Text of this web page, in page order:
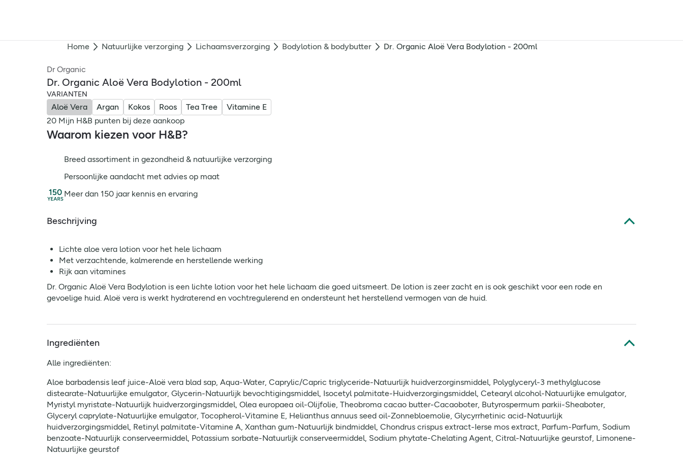
Home Natuurlijke verzorging Lichaamsverzorging Bodylotion & bodybutter Dr. Organic Aloë Vera Bodylotion - 200ml
Dr Organic
Dr. Organic Aloë Vera Bodylotion - 200ml
VARIANTEN
Aloë Vera Argan Kokos Roos Tea Tree
Vitamine E
20 Mijn H&B punten bij deze aankoop
Waarom kiezen voor H&B?
Breed assortiment in gezondheid & natuurlijke verzorging
Persoonlijke aandacht met advies op maat
Meer dan 150 jaar kennis en ervaring
Beschrijving
Lichte aloe vera lotion voor het hele lichaam
Met verzachtende, kalmerende en herstellende werking
Rijk aan vitamines
Dr. Organic Aloë Vera Bodylotion is een lichte lotion voor het hele lichaam die goed uitsmeert. De lotion is zeer zacht en is ook geschikt voor een rode en
gevoelige huid. Aloë vera is werkt hydraterend en vochtregulerend en ondersteunt het herstellend vermogen van de huid.
Ingrediënten
Alle ingrediënten:
Aloe barbadensis leaf juice-Aloë vera blad sap, Aqua-Water, Caprylic/Capric triglyceride-Natuurlijk huidverzorginsmiddel, Polyglyceryl-3 methylglucose
distearate-Natuurlijke emulgator, Glycerin-Natuurlijk bevochtigingsmiddel, Isocetyl palmitate-Huidverzorgingsmiddel, Cetearyl alcohol-Natuurlijke emulgator,
Myristyl myristate-Natuurlijk huidverzorgingsmiddel, Olea europaea oil-Olijfolie, Theobroma cacao butter-Cacaoboter, Butyrospermum parkii-Sheaboter,
Glyceryl caprylate-Natuurlijke emulgator, Tocopherol-Vitamine E, Helianthus annuus seed oil-Zonnebloemolie, Glycyrrhetinic acid-Natuurlijk
huidverzorgingsmiddel, Retinyl palmitate-Vitamine A, Xanthan gum-Natuurlijk bindmiddel, Chondrus crispus extract-Ierse mos extract, Parfum-Parfum, Sodium
benzoate-Natuurlijk conserveermiddel, Potassium sorbate-Natuurlijk conserveermiddel, Sodium phytate-Chelating Agent, Citral-Natuurlijke geurstof, Limonene-
Natuurlijke geurstof